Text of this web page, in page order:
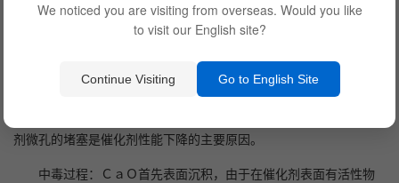
水泥窑尾烟气中粉尘含量极高，在高尘烟气冲刷下催化剂迎风
２、ＣａＳＯ４覆盖
剂微孔的堵塞是催化剂性能下降的主要原因。
中毒过程：ＣａＯ首先表面沉积，由于在催化剂表面有活性物
We noticed you are visiting from overseas. Would you like
to visit our English site?
Continue Visiting Go to English Site